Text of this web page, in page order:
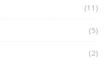
(11)
(5)
(2)